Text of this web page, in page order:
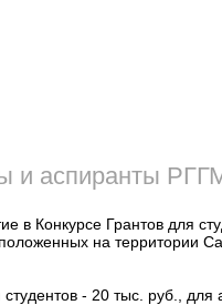
и аспиранты
в Конкурсе Грантов для
на территории
студентов - 20 тыс. руб.,